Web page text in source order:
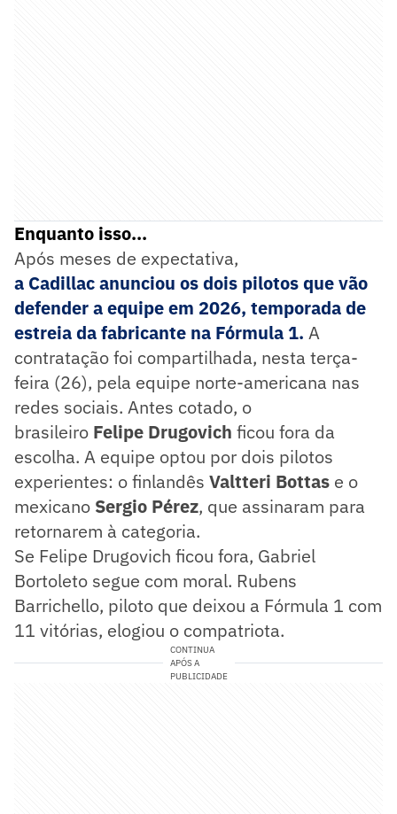
Enquanto isso...
Após meses de expectativa,
a Cadillacanunciou os dois pilotos que vão
defender a equipe em 2026, temporada de
estreia da fabricante na Fórmula 1. A
contratação foi compartilhada, nesta terça-
feira (26), pela equipe norte-americana nas
redes sociais. Antes cotado, o
brasileiro Felipe Drugovich ficou fora da
escolha. A equipe optou por dois pilotos
experientes: o finlandês Valtteri Bottas e o
mexicano Sergio Pérez, que assinaram para
retornarem à categoria.
Se Felipe Drugovich ficou fora, Gabriel
Bortoleto segue com moral. Rubens
Barrichello, piloto que deixou a Fórmula 1 com
11 vitórias, elogiou o compatriota.
CONTINUA
APÓS A
PUBLICIDADE